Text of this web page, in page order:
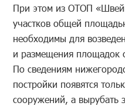
При этом из ОТОП
участков общей
необходимы для
и размещения площадок
По сведениям
постройки появятся
сооружений, а вырубать